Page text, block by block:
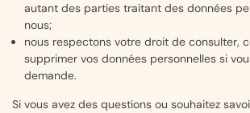
autant des parties traitant des données
nous;
nous respectons votre droit de consulter,
supprimer vos données personnelles si
demande.
Si vous avez des questions ou souhaitez